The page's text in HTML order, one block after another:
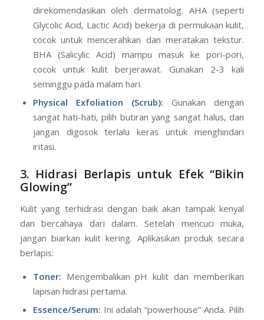
adalah jawabannya.
Chemical Exfoliation (AHA, BHA):Lebih
direkomendasikan oleh dermatolog. AHA (seperti
Glycolic Acid, Lactic Acid) bekerja di permukaan kulit,
cocok untuk mencerahkan dan meratakan tekstur.
BHA (Salicylic Acid) mampu masuk ke pori-pori,
cocok untuk kulit berjerawat. Gunakan 2-3 kali
seminggu pada malam hari.
Physical Exfoliation (Scrub):
Gunakan dengan
sangat hati-hati, pilih butiran yang sangat halus, dan
jangan digosok terlalu keras untuk menghindari
iritasi.
3. Hidrasi Berlapis untuk Efek “Bikin
Glowing”
Kulit yang terhidrasi dengan baik akan tampak kenyal
dan bercahaya dari dalam. Setelah mencuci muka,
jangan biarkan kulit kering. Aplikasikan produk secara
berlapis:
Toner:Mengembalikan pH kulit dan memberikan